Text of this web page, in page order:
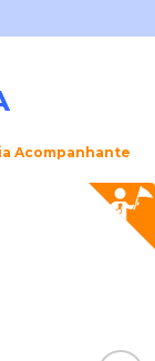
Acompanhante